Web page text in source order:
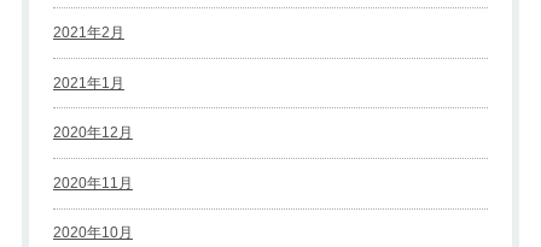
2021年2月
2021年1月
2020年12月
2020年11月
2020年10月